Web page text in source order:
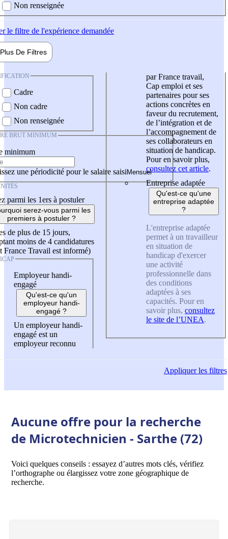
Non renseignée
le filtre de l'expérience demandée
Plus De Filtres
Cadre
Non cadre
Non renseignée
BRUT MINIMUM
minimum
une périodicité pour le salaire saisi
parmi les 1ers à postuler
serez-vous parmi les
premiers à postuler ?
de plus de 15 jours,
moins de 4 candidatures
France Travail est informé)
Employeur handi-
engagé
Qu'est-ce qu'un
employeur handi-
engagé ?
Un employeur handi-
engagé est un
employeur reconnu
par France travail,
Cap emploi et ses
partenaires pour ses
actions concrètes en
faveur du recrutement,
de l’intégration et de
l’accompagnement de
ses collaborateurs en
situation de handicap.
Pour en savoir plus,
consultez cet article.
Entreprise adaptée
Qu'est-ce qu'une
entreprise adaptée
?
L'entreprise adaptée
permet à un travailleur
en situation de
handicap d'exercer
une activité
professionnelle dans
des conditions
adaptées à ses
capacités. Pour en
savoir plus, consultez
le site de l’UNEA.
Appliquerles filtres
Aucune offre pour la recherche
de Microtechnicien - Sarthe (72)
Voici quelques conseils : essayez d’autres mots clés, vérifiez
l’orthographe ou élargissez votre zone géographique de
recherche.